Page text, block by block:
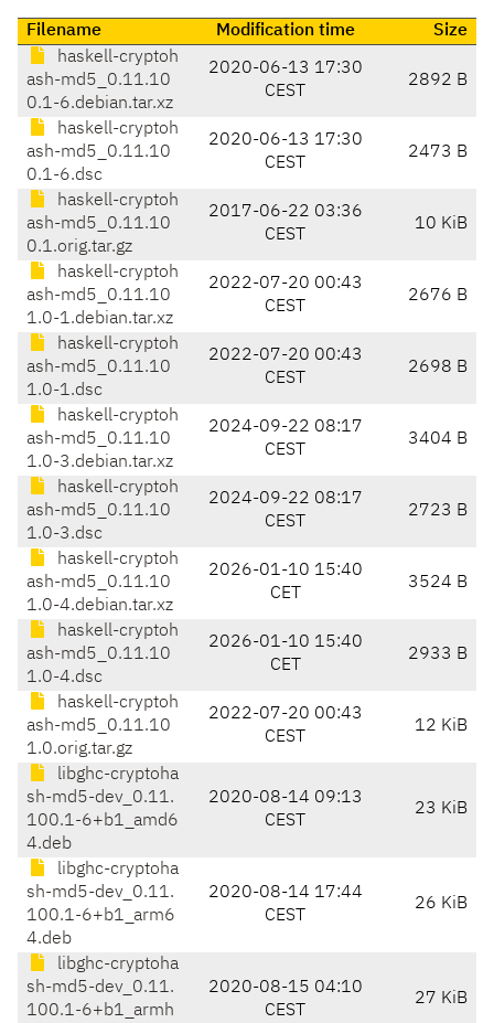
Filename Modification time
Size
haskell-cryptoh
ash-md5_0.11.10
0.1-6.debian.tar.xz
2020-06-13 17:30
CEST
2892 B
haskell-cryptoh
ash-md5_0.11.10
0.1-6.dsc
2020-06-13 17:30
CEST
2473 B
haskell-cryptoh
ash-md5_0.11.10
0.1.orig.tar.gz
2017-06-22 03:36
CEST
10 KiB
haskell-cryptoh
ash-md5_0.11.10
1.0-1.debian.tar.xz
2022-07-20 00:43
CEST
2676 B
haskell-cryptoh
ash-md5_0.11.10
1.0-1.dsc
2022-07-20 00:43
CEST
2698 B
haskell-cryptoh
ash-md5_0.11.10
1.0-3.debian.tar.xz
2024-09-22 08:17
CEST
3404 B
haskell-cryptoh
ash-md5_0.11.10
1.0-3.dsc
2024-09-22 08:17
CEST
2723 B
haskell-cryptoh
ash-md5_0.11.10
1.0-4.debian.tar.xz
2026-01-10 15:40
CET
3524 B
haskell-cryptoh
ash-md5_0.11.10
1.0-4.dsc
2026-01-10 15:40
CET
2933 B
haskell-cryptoh
ash-md5_0.11.10
1.0.orig.tar.gz
2022-07-20 00:43
CEST
12 KiB
libghc-cryptoha
sh-md5-dev_0.11.
100.1-6+b1_amd6
4.deb
2020-08-14 09:13
CEST
23 KiB
libghc-cryptoha
sh-md5-dev_0.11.
100.1-6+b1_arm6
4.deb
2020-08-14 17:44
CEST
26 KiB
libghc-cryptoha
sh-md5-dev_0.11.
100.1-6+b1_armh
2020-08-15 04:10
CEST
27 KiB